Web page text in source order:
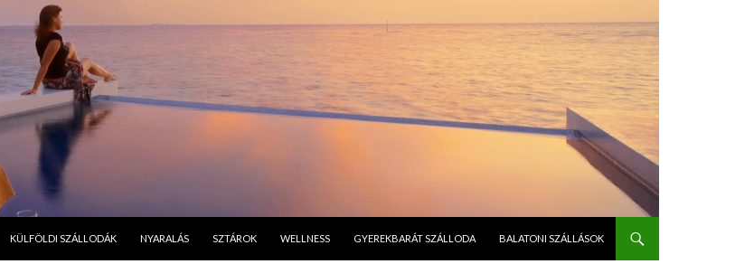
KÜLFÖLDI SZÁLLODÁK NYARALÁS SZTÁROK WELLNESS GYEREKBARÁT SZÁLLODA BALATONI SZÁLLÁSOK